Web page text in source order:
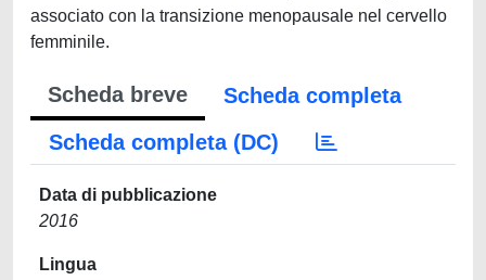
associato con la transizione menopausale nel cervello
femminile.
Scheda breve
Scheda completa
Scheda completa (DC)
Data di pubblicazione
2016
Lingua